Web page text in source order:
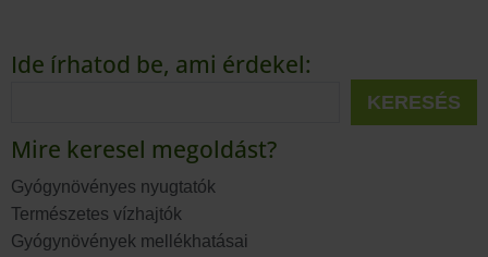
Ide írhatod be, ami érdekel:
KERESÉS
Mire keresel megoldást?
Gyógynövényes nyugtatók
Természetes vízhajtók
Gyógynövények mellékhatásai